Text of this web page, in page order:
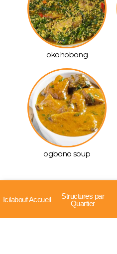
Icilabouf Accueil
Structures par
Quartier
okohobong
ogbono soup